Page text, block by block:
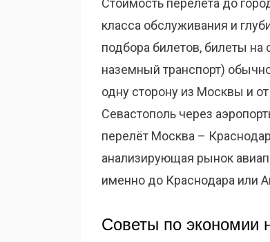
Стоимость перелёта до
класса обслуживания и
подбора билетов, билеты на
наземный транспорт)
одну сторону из Москвы и
Севастополь через
перелёт Москва –
анализирующая рынок
именно до Краснодара или
Советы по экономии